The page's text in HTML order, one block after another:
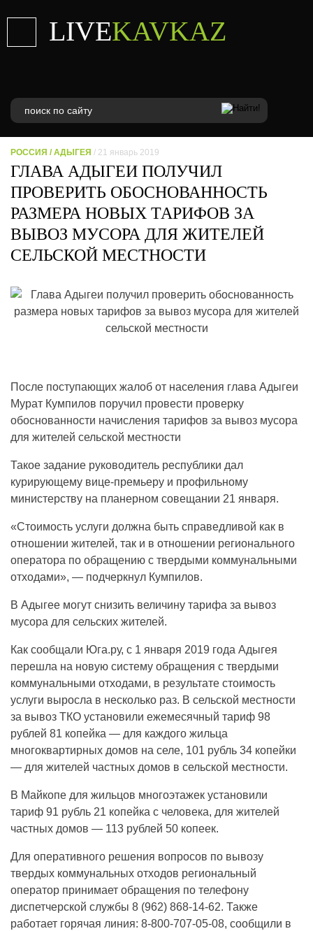
LIVEKAVKAZ
РОССИЯ /АДЫГЕЯ / 21 январь 2019
ГЛАВА АДЫГЕИ ПОЛУЧИЛ
ПРОВЕРИТЬ ОБОСНОВАННОСТЬ
РАЗМЕРА НОВЫХ ТАРИФОВ ЗА
ВЫВОЗ МУСОРА ДЛЯ ЖИТЕЛЕЙ
СЕЛЬСКОЙ МЕСТНОСТИ
После поступающих жалоб от населения глава Адыгеи
Мурат Кумпилов поручил провести проверку
обоснованности начисления тарифов за вывоз мусора
для жителей сельской местности
Такое задание руководитель республики дал
курирующему вице-премьеру и профильному
министерству на планерном совещании 21 января.
«Стоимость услуги должна быть справедливой как в
отношении жителей, так и в отношении регионального
оператора по обращению с твердыми коммунальными
отходами», — подчеркнул Кумпилов.
В Адыгее могут снизить величину тарифа за вывоз
мусора для сельских жителей.
Как сообщали Юга.ру, с 1 января 2019 года Адыгея
перешла на новую систему обращения с твердыми
коммунальными отходами, в результате стоимость
услуги выросла в несколько раз. В сельской местности
за вывоз ТКО установили ежемесячный тариф 98
рублей 81 копейка — для каждого жильца
многоквартирных домов на селе, 101 рубль 34 копейки
— для жителей частных домов в сельской местности.
В Майкопе для жильцов многоэтажек установили
тариф 91 рубль 21 копейка с человека, для жителей
частных домов — 113 рублей 50 копеек.
Для оперативного решения вопросов по вывозу
твердых коммунальных отходов региональный
оператор принимает обращения по телефону
диспетчерской службы 8 (962) 868-14-62. Также
работает горячая линия: 8-800-707-05-08, сообщили в